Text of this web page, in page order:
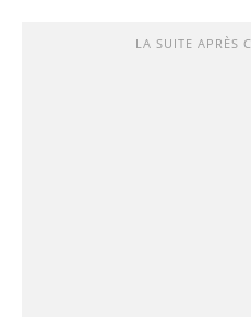
LA SUITE APRÈS